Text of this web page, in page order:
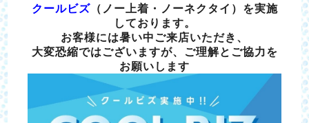
クールビズ（ノー上着・ノーネクタイ）を実施
しております。
お客様には暑い中ご来店いただき、
大変恐縮ではございますが、ご理解とご協力を
お願いします